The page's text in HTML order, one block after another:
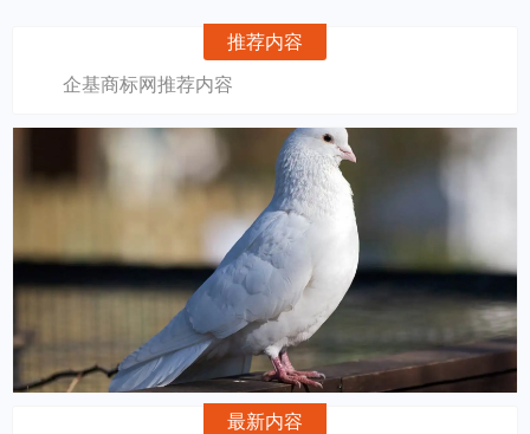
推荐内容
企基商标网推荐内容
最新内容